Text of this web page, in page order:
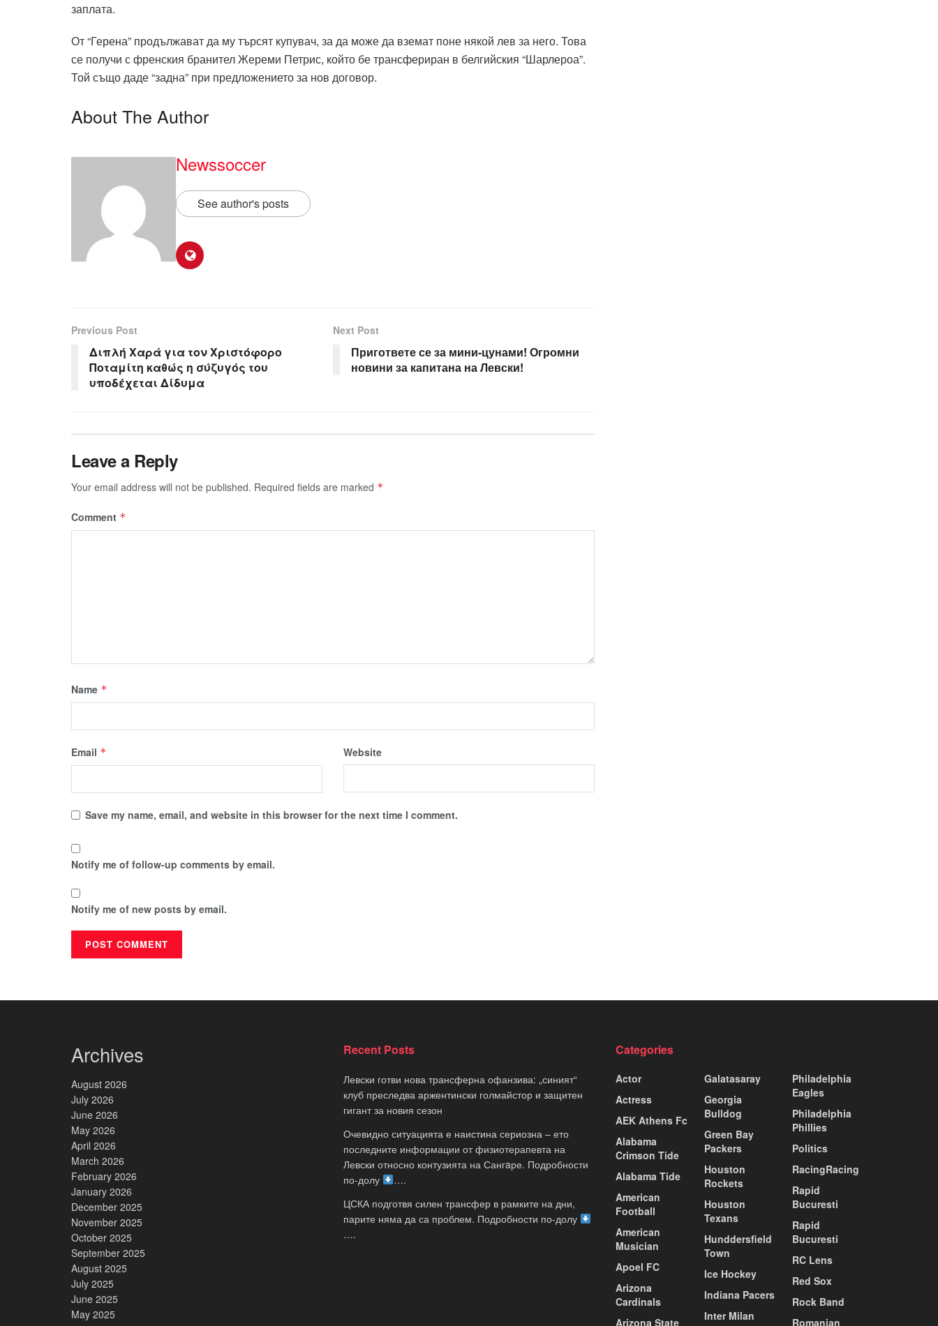
заплата.
От “Герена” продължават да му търсят купувач, за да може да вземат поне някой лев за него. Това
се получи с френския бранител Жереми Петрис, който бе трансфериран в белгийския “Шарлероа”.
Той също даде “задна” при предложението за нов договор.
About The Author
Newssoccer
See author's posts
Previous Post
Διπλή Χαρά για τον Χριστόφορο
Ποταμίτη καθώς η σύζυγός του
υποδέχεται Δίδυμα
Next Post
Пригответе се за мини-цунами! Огромни
новини за капитана на Левски!
Leave a Reply
Your email address will not be published. Required fields are marked *
Comment *
Name *
Email * Website
Save my name, email, and website in this browser for the next time I comment.
Notify me of follow-up comments by email.
Notify me of new posts by email.
Archives
August 2026
July 2026
June 2026
May 2026
April 2026
March 2026
February 2026
January 2026
December 2025
November 2025
October 2025
September 2025
August 2025
July 2025
June 2025
May 2025
Recent Posts
Левски готви нова трансферна офанзива: „синият“
клуб преследва аржентински голмайстор и защитен
гигант за новия сезон
Очевидно ситуацията е наистина сериозна – ето
последните информации от физиотерапевта на
Левски относно контузията на Сангaре. Подробности
по-долу
….
ЦСКА подготвя силен трансфер в рамките на дни,
парите няма да са проблем. Подробности по-долу
….
Categories
Actor
Actress
AEK Athens Fc
Alabama
Crimson Tide
Alabama Tide
American
Football
American
Musician
Apoel FC
Arizona
Cardinals
Arizona State
Galatasaray
Georgia
Bulldog
Green Bay
Packers
Houston
Rockets
Houston
Texans
Hunddersfield
Town
Ice Hockey
Indiana Pacers
Inter Milan
Philadelphia
Eagles
Philadelphia
Phillies
Politics
RacingRacing
Rapid
Bucuresti
Rapid
Bucuresti
RC Lens
Red Sox
Rock Band
Romanian